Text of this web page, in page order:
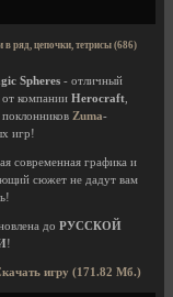
в ряд, цепочки, тетрисы (686)
Spheres - отличный
компании Herocraft
поклонников Zuma-
игр!
современная графика и
сюжет не дадут вам
до РУССКОЙ
!
игру (171.82 Мб.)